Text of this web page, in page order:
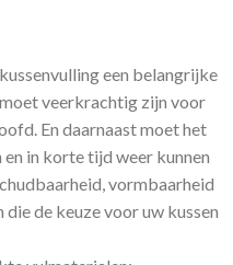
een belangrijke
veerkrachtig zijn voor
En daarnaast moet het
in korte tijd weer kunnen
vormbaarheid
de keuze voor uw kussen